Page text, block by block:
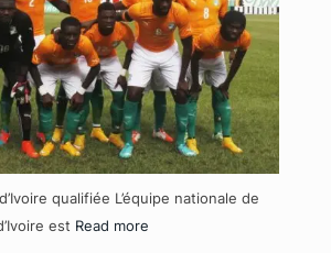
qualifiée L’équipe nationale de
est Read more